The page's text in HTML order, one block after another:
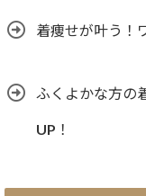
着痩せが叶う！
ふくよかな方の
UP！